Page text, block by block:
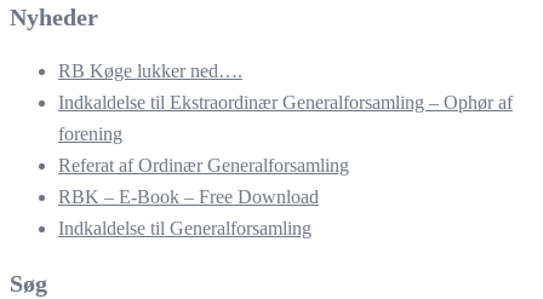
Nyheder
RB Køge lukker ned….
Indkaldelse til Ekstraordinær Generalforsamling – Ophør af
forening
Referat af Ordinær Generalforsamling
RBK – E-Book – Free Download
Indkaldelse til Generalforsamling
Søg